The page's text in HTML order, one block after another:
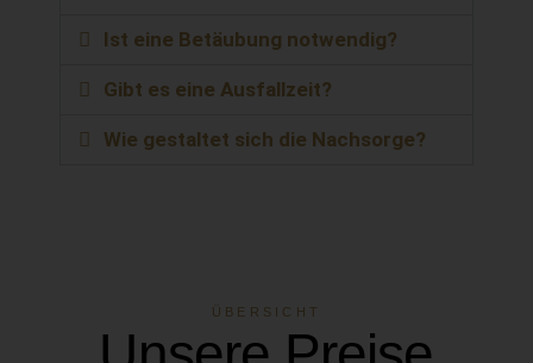
Ist eine Betäubung notwendig?
Gibt es eine Ausfallzeit?
Wie gestaltet sich die Nachsorge?
ÜBERSICHT